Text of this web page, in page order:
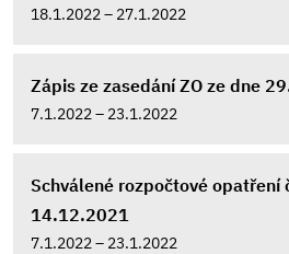
18.1.2022 – 27.1.2022
Zápis ze zasedání ZO ze dne
7.1.2022 – 23.1.2022
Schválené rozpočtové opatření
14.12.2021
7.1.2022 – 23.1.2022